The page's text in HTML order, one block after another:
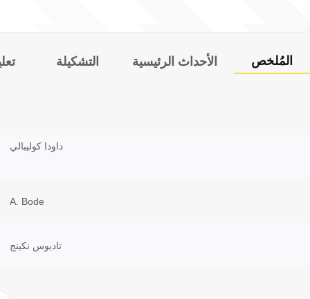
المُلخص الأحداث الرئيسية التشكيلة
داودا كوليبالي
A. Bode
تاديوس نكينج